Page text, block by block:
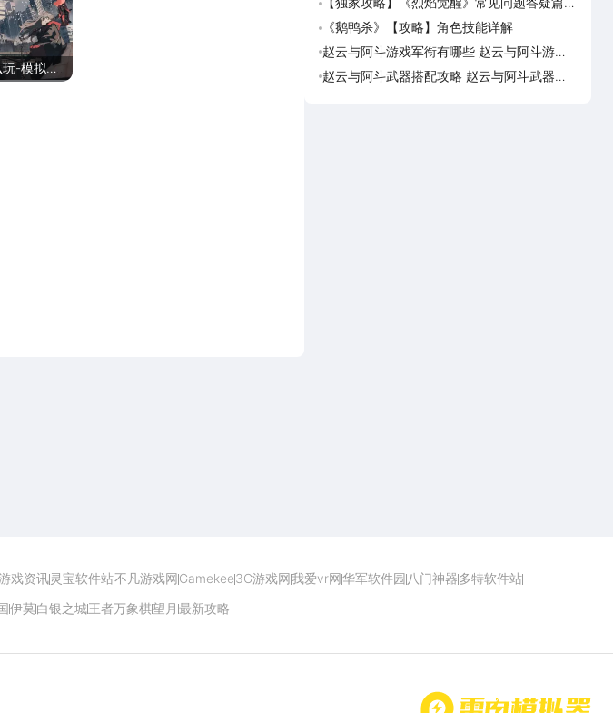
-模拟器
一期
《鹅鸭杀》【攻略】角色技能详解
赵云与阿斗游戏军衔有哪些 赵云与阿斗游戏
军衔对比
赵云与阿斗武器搭配攻略 赵云与阿斗武器怎
戏资讯灵宝软件站不凡游戏网Gamekee3G游戏网我爱vr网华军软件园八门神器多特软件站
伊莫白银之城王者万象棋望月 最新攻略
首页